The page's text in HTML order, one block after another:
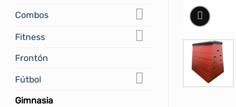
Combos
Fitness
Frontón
Fútbol
Gimnasia